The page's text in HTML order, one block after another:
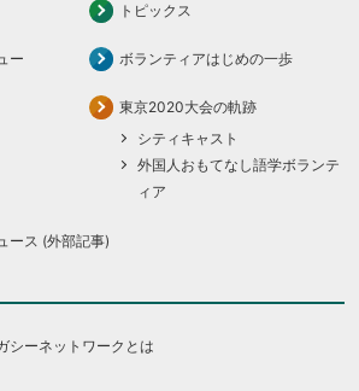
トピックス
ー ボランティアはじめの一歩
東京2020大会の軌跡
シティキャスト
外国人おもてなし語学ボランテ
ィア
ース (外部記事)
シーネットワークとは